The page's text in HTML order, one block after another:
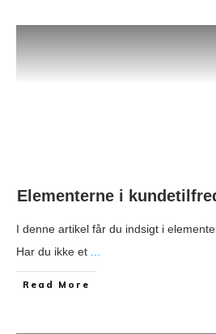
Elementerne i
I denne artikel får du indsigt i
Har du ikke et
​Read More